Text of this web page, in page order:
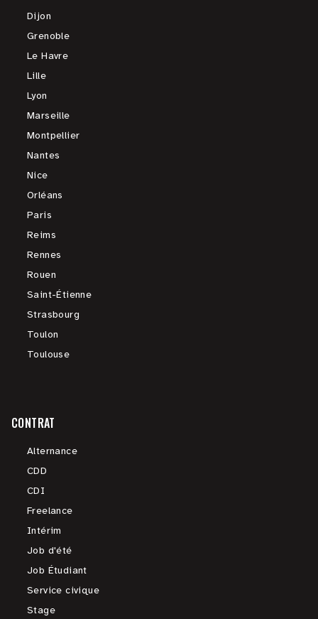
Dijon
Grenoble
Le Havre
Lille
Lyon
Marseille
Montpellier
Nantes
Nice
Orléans
Paris
Reims
Rennes
Rouen
Saint-Étienne
Strasbourg
Toulon
Toulouse
CONTRAT
Alternance
CDD
CDI
Freelance
Intérim
Job d'été
Job Étudiant
Service civique
Stage